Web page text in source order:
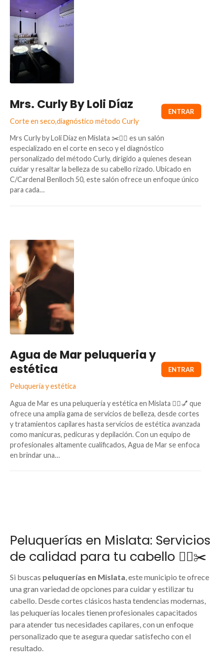
Mrs. Curly By Loli Díaz
Corte en seco,diagnóstico método Curly
Mrs Curly by Loli Díaz en Mislata ✂️💇‍♀️ es un salón
especializado en el corte en seco y el diagnóstico
personalizado del método Curly, dirigido a quienes desean
cuidar y resaltar la belleza de su cabello rizado. Ubicado en
C/Cardenal Benlloch 50, este salón ofrece un enfoque único
para cada…
Agua de Mar peluqueria y
estética
Peluquería y estética
Agua de Mar es una peluquería y estética en Mislata 💇‍♀️💅 que
ofrece una amplia gama de servicios de belleza, desde cortes
y tratamientos capilares hasta servicios de estética avanzada
como manicuras, pedicuras y depilación. Con un equipo de
profesionales altamente cualificados, Agua de Mar se enfoca
en brindar una…
Peluquerías en Mislata: Servicios
de calidad para tu cabello 💇‍♀️✂️
Si buscas peluquerías en Mislata, este municipio te ofrece
una gran variedad de opciones para cuidar y estilizar tu
cabello. Desde cortes clásicos hasta tendencias modernas,
las peluquerías locales tienen profesionales capacitados
para atender tus necesidades capilares, con un enfoque
personalizado que te asegura quedar satisfecho con el
resultado.